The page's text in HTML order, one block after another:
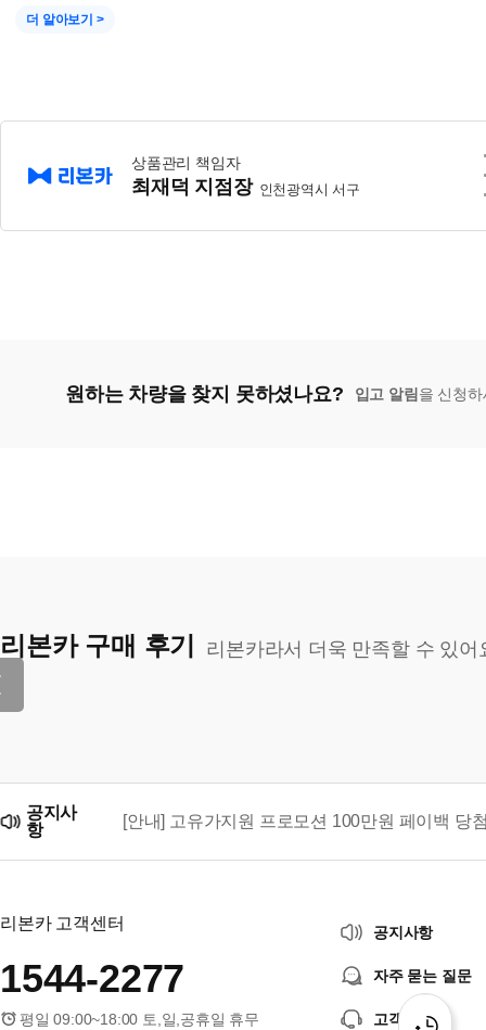
더 알아보기 >
상품관리 책임자
최재덕 지점장 인천광역시 서구
원하는 차량을 찾지 못하셨나요? 입고 알림 을 신청
리본카 구매 후기 리본카라서 더욱 만족할 수 있어
공지사
항
[안내] 고유가지원 프로모션 100만원 페이백 당
리본카 고객센터
1544-2277
평일 09:00~18:00 토,일,공휴일 휴무
공지사항
자주 묻는 질문
고객센터